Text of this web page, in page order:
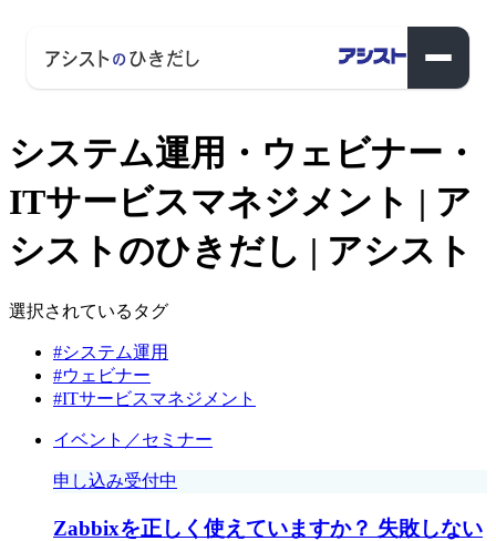
システム運用・ウェビナー・
ITサービスマネジメント | ア
シストのひきだし | アシスト
選択されているタグ
#システム運用
#ウェビナー
#ITサービスマネジメント
イベント／セミナー
申し込み受付中
Zabbixを正しく使えていますか？ 失敗しない